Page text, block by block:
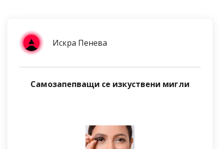
Искра Пенева
Самозапепващи се изкуствени мигли